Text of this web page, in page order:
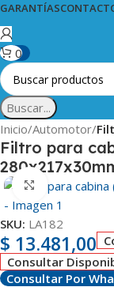
GARANTÍAS
0
Buscar...
Inicio Automotor
Filtro para
Clic para
SKU: LA182
$ 13.481,00
Consultar
Consultar Por